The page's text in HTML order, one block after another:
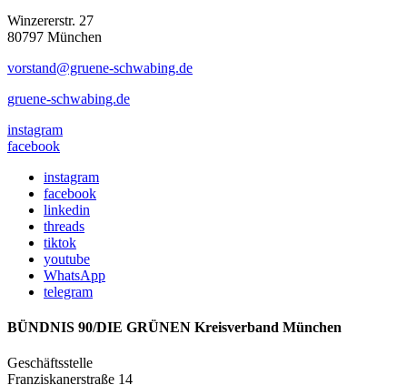
Winzererstr. 27
80797 München
vorstand@gruene-schwabing.de
gruene-schwabing.de
instagram
facebook
instagram
facebook
linkedin
threads
tiktok
youtube
WhatsApp
telegram
BÜNDNIS 90/DIE GRÜNEN Kreisverband München
Geschäftsstelle
Franziskanerstraße 14